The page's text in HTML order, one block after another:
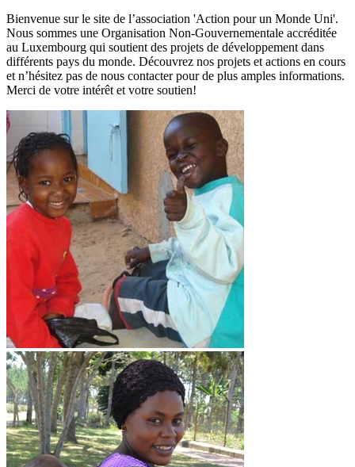
Bienvenue sur le site de l’association 'Action pour un Monde Uni'.
Nous sommes une Organisation Non-Gouvernementale accréditée
au Luxembourg qui soutient des projets de développement dans
différents pays du monde. Découvrez nos projets et actions en cours
et n’hésitez pas de nous contacter pour de plus amples informations.
Merci de votre intérêt et votre soutien!